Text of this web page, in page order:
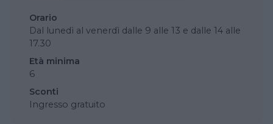
Orario
Dal lunedì al venerdì dalle 9 alle 13 e dalle 14 alle
17.30
Età minima
6
Sconti
Ingresso gratuito